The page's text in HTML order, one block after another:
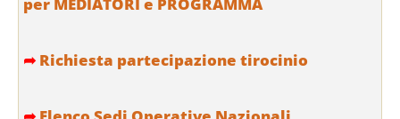
➦ Richiesta partecipazione tirocinio